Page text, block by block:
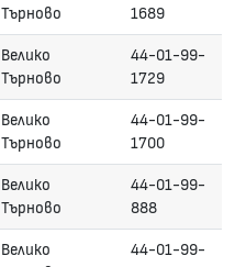
Търново
1689
Велико
Търново
44-01-99-
1729
Велико
Търново
44-01-99-
1700
Велико
Търново
44-01-99-
888
Велико
44-01-99-